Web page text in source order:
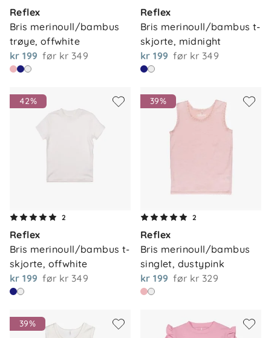
Reflex
Bris merinoull/bambus
trøye, offwhite
kr 199 før kr 349
Reflex
Bris merinoull/bambus t-
skjorte, midnight
kr 199 før kr 349
42%
2
Reflex
Bris merinoull/bambus t-
skjorte, offwhite
kr 199 før kr 349
39%
2
Reflex
Bris merinoull/bambus
singlet, dustypink
kr 199 før kr 329
39%